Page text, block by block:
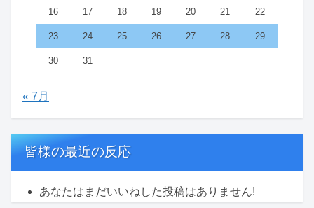
16 17 18 19 20 21 22
23 24 25 26 27 28 29
30 31
« 7月
皆様の最近の反応
あなたはまだいいねした投稿はありません!